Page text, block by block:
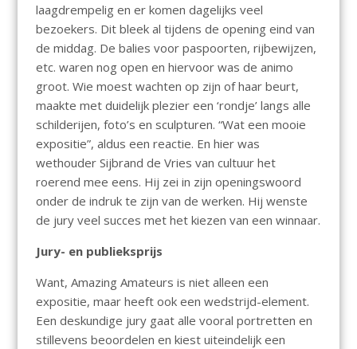
laagdrempelig en er komen dagelijks veel
bezoekers. Dit bleek al tijdens de opening eind van
de middag. De balies voor paspoorten, rijbewijzen,
etc. waren nog open en hiervoor was de animo
groot. Wie moest wachten op zijn of haar beurt,
maakte met duidelijk plezier een ‘rondje’ langs alle
schilderijen, foto’s en sculpturen. “Wat een mooie
expositie”, aldus een reactie. En hier was
wethouder Sijbrand de Vries van cultuur het
roerend mee eens. Hij zei in zijn openingswoord
onder de indruk te zijn van de werken. Hij wenste
de jury veel succes met het kiezen van een winnaar.
Jury- en publieksprijs
Want, Amazing Amateurs is niet alleen een
expositie, maar heeft ook een wedstrijd-element.
Een deskundige jury gaat alle vooral portretten en
stillevens beoordelen en kiest uiteindelijk een